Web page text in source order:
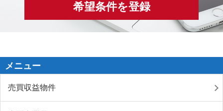
希望条件を登録
メニュー
売買収益物件